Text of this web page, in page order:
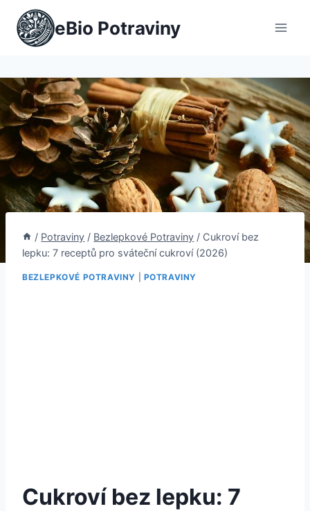
Přeskočit
obsah
eBio Potraviny
/ Potraviny / Bezlepkové Potraviny / Cukroví bez
lepku: 7 receptů pro sváteční cukroví (2026)
BEZLEPKOVÉ POTRAVINY POTRAVINY
Cukroví bez lepku: 7